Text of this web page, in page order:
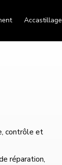
Accastillage
contrôle et
réparation,